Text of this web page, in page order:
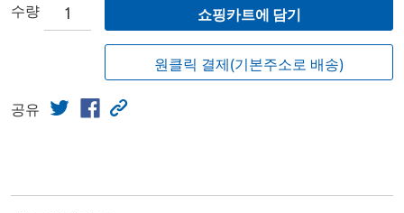
수량 쇼핑카트에 담기
원클릭 결제(기본주소로 배송)
공유